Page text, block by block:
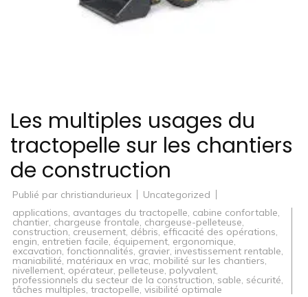
Les multiples usages du
tractopelle sur les chantiers
de construction
Publié par christiandurieux
Uncategorized
applications, avantages du tractopelle, cabine confortable,
chantier, chargeuse frontale, chargeuse-pelleteuse,
construction, creusement, débris, efficacité des opérations,
engin, entretien facile, équipement, ergonomique,
excavation, fonctionnalités, gravier, investissement rentable,
maniabilité, matériaux en vrac, mobilité sur les chantiers,
nivellement, opérateur, pelleteuse, polyvalent,
professionnels du secteur de la construction, sable, sécurité,
tâches multiples, tractopelle, visibilité optimale